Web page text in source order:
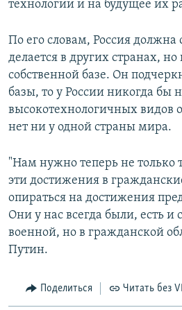
технологии и на будущее их
По его словам, Россия должна
делается в других странах, но
собственной базе. Он
базы, то у России никогда бы
высокотехнологичных видов
нет ни у одной страны мира.​
"Нам нужно теперь не только
эти достижения в
опираться на достижения
Они у нас всегда были, есть и
военной, но в гражданской
Путин.
Поделиться Читать без